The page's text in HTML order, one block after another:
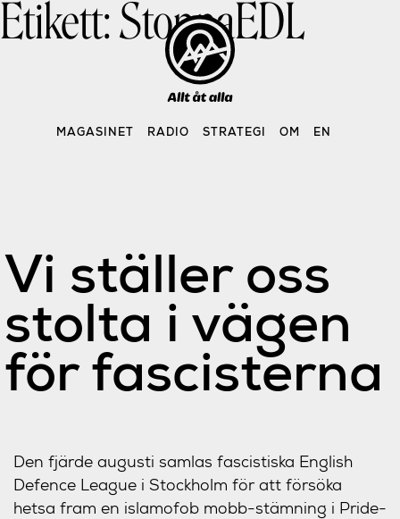
Skip
MAGASINET RADIO STRATEGI OM EN
Etikett:StoppaEDL
Vi ställer oss
stolta i vägen
för fascisterna
Den fjärde augusti samlas fascistiska English
Defence League i Stockholm för att försöka
hetsa fram en islamofob mobb-stämning i Pride-